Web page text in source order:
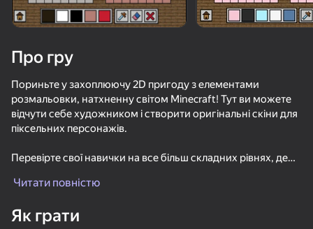
Скайварс Онлайн
Про гру
Пориньте у захоплюючу 2D пригоду з елементами
розмальовки, натхненну світом Minecraft! Тут ви можете
відчути себе художником і створити оригінальні скіни для
піксельних персонажів.
Перевірте свої навички на все більш складних рівнях, де
ваших улюблених персонажів — Стіва, Нуба, Кріпера,
багату кольорову палітру та гумку, щоб проявити свою
Читати повністю
Як грати